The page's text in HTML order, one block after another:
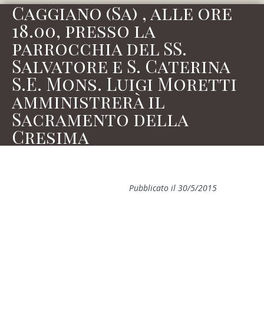
Caggiano (Sa) , alle ore
18.00, presso la
parrocchia del SS.
Salvatore e S. Caterina
S.E. Mons. Luigi Moretti
amministrerà il
Sacramento della
Cresima
Pubblicato il 30/5/2015